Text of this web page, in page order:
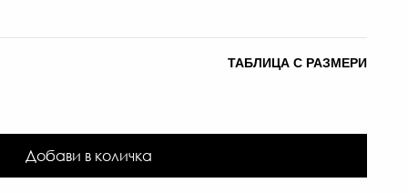
ТАБЛИЦА С РАЗМЕРИ
Добави в количка